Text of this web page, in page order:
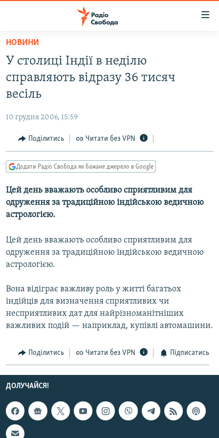
Перейти
основного
матеріалу
Перейти
до
основної
навігації
Перейти
до
пошуку
ВСЕ ЗА ДОБУ
СТАТТІ
ЕКОНОМІКА
СУСПІЛЬСТВО
УКРАЇНА
СВІТ
РОСІЙСЬКА «ФІЛЬТРАЦІЯ»
ДОНБАС.РЕАЛІЇ
ТИ ЯК?
СХЕМИ
КИТАЙ.ВИКЛИКИ
ФОТО
СПЕЦПРОЄКТИ
КРИМ РЕАЛІЇ
КТАТ
ДОЛУЧАЙСЯ!
НОВИНИ
У столиці Індії в неділю
справляють відразу 36 тисяч
весіль
10 грудня 2006, 15:59
Поділитись Читати без VPN
Додати Радіо Свобода як бажане джерело в Google
Цей день вважають особливо сприятливим для
одруження за традиційною індійською ведичною
астрологією.
Цей день вважають особливо сприятливим для
одруження за традиційною індійською ведичною
астрологією.
Вона відіграє важливу роль у житті багатьох
індійців для визначення сприятливих чи
несприятливих дат для найрізноманітніших
важливих подій — наприклад, купівлі автомашини.
Поділитись Читати без VPN Підписатись
ДОЛУЧАЙСЯ!